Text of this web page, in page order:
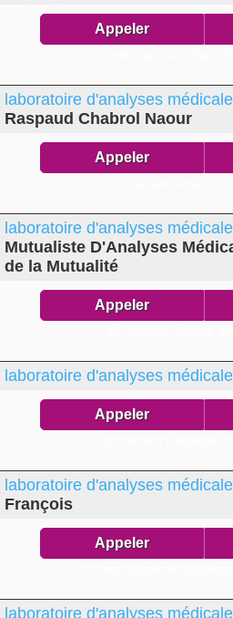
Appeler
laboratoire d'analyses
Raspaud Chabrol Naour
Appeler
laboratoire d'analyses
Mutualiste D'Analyses
de la Mutualité
Appeler
laboratoire d'analyses
Appeler
laboratoire d'analyses
François
Appeler
laboratoire d'analyses